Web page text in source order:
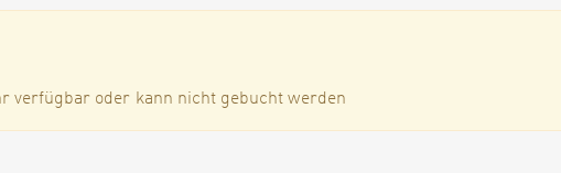
verfügbar oder kann nicht gebucht werden